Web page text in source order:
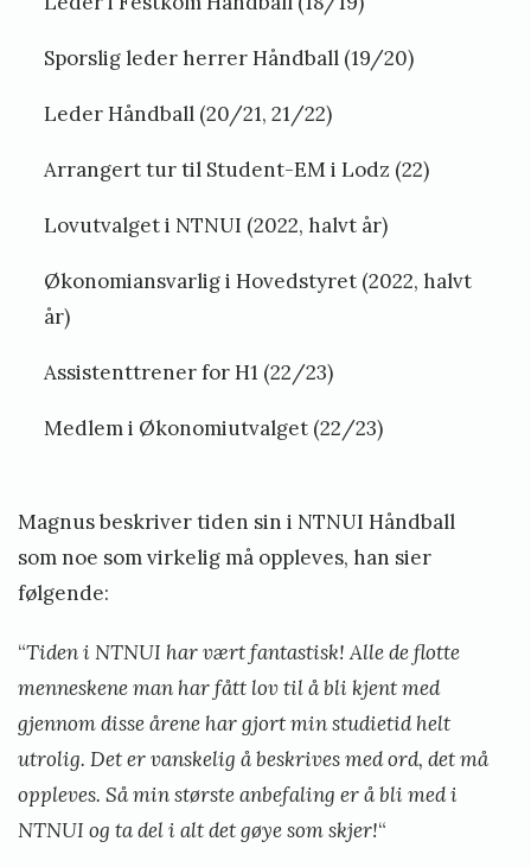
Sporslig leder herrer Håndball (19/20)
Leder Håndball (20/21, 21/22)
Arrangert tur til Student-EM i Lodz (22)
Lovutvalget i NTNUI (2022, halvt år)
Økonomiansvarlig i Hovedstyret (2022, halvt
år)
Assistenttrener for H1 (22/23)
Medlem i Økonomiutvalget (22/23)
Magnus beskriver tiden sin i NTNUI Håndball
som noe som virkelig må oppleves, han sier
følgende:
“Tiden i NTNUI har vært fantastisk! Alle de flotte
menneskene man har fått lov til å bli kjent med
gjennom disse årene har gjort min studietid helt
utrolig. Det er vanskelig å beskrives med ord, det må
oppleves. Så min største anbefaling er å bli med i
NTNUI og ta del i alt det gøye som skjer!“